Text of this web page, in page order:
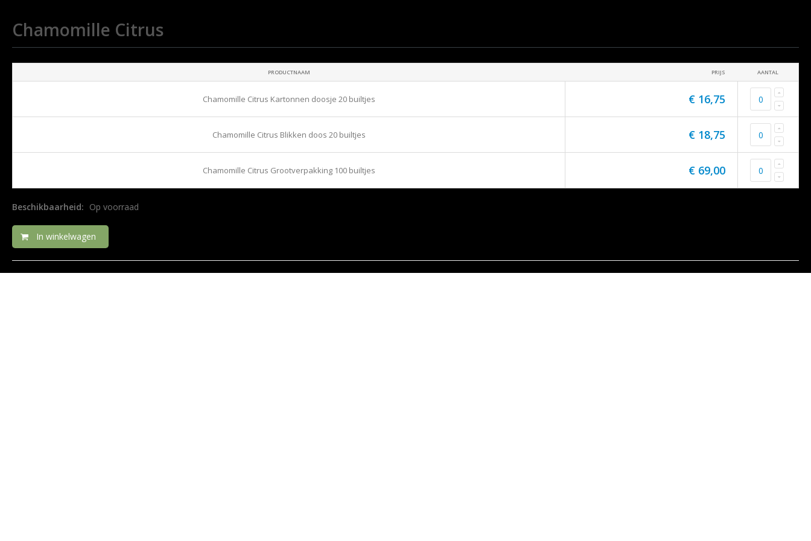
Chamomille Citrus
PRODUCTNAAM PRIJS AANTAL
Chamomille Citrus Kartonnen doosje 20 builtjes € 16,75
Chamomille Citrus Blikken doos 20 builtjes € 18,75
Chamomille Citrus Grootverpakking 100 builtjes € 69,00
Beschikbaarheid: Op voorraad
In winkelwagen